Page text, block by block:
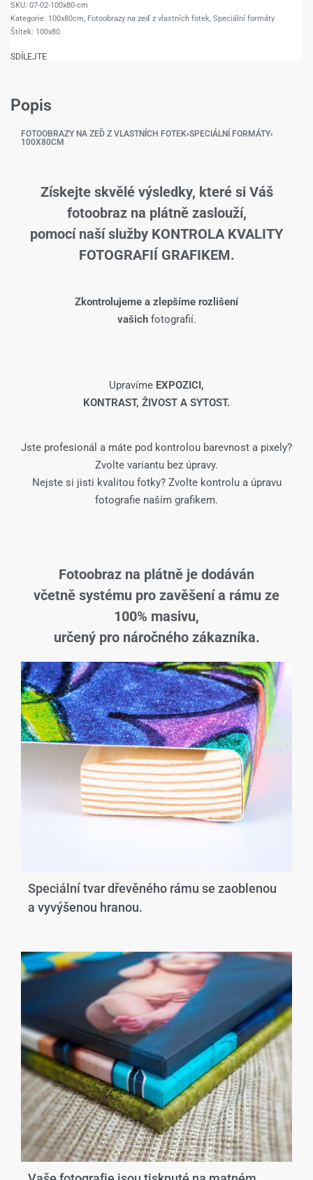
07-02-100x80-cm
Kategorie: 100x80cm, Fotoobrazy na zeď z vlastních fotek, Speciální formáty
Štítek: 100x80
SDÍLEJTE
Popis
FOTOOBRAZY NA ZEĎ Z VLASTNÍCH FOTEK›SPECIÁLNÍ FORMÁTY›
100X80CM
Získejte skvělé výsledky, které si Váš
fotoobraz na plátně zaslouží,
pomocí naší služby KONTROLA KVALITY
FOTOGRAFIÍ GRAFIKEM.
Zkontrolujeme a zlepšíme rozlišení
vašich fotografií.
Upravíme EXPOZICI,
KONTRAST, ŽIVOST A SYTOST.
Jste profesionál a máte pod kontrolou barevnost a pixely?
Zvolte variantu bez úpravy.
Nejste si jisti kvalitou fotky? Zvolte kontrolu a úpravu
fotografie naším grafikem.
Fotoobraz na plátně je dodáván
včetně systému pro zavěšení a rámu ze
100% masivu,
určený pro náročného zákazníka.
Speciální tvar dřevěného rámu se zaoblenou
a vyvýšenou hranou.​